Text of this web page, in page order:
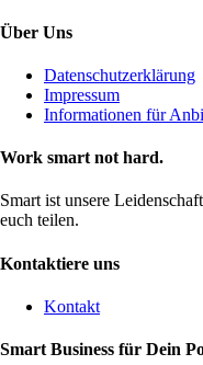
Über Uns
Datenschutzerklärung
Impressum
Informationen für
Work smart not hard.
Smart ist unsere
euch teilen.
Kontaktiere uns
Kontakt
Smart Business für Dein